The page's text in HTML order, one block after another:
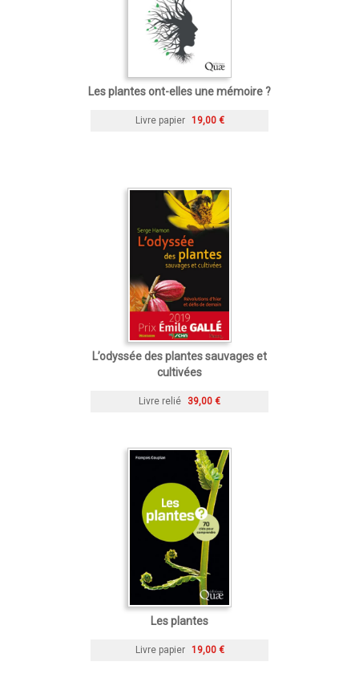
Les plantes ont-elles une mémoire ?
Livre papier 19,00 €
L’odyssée des plantes sauvages et
cultivées
Livre relié 39,00 €
Les plantes
Livre papier 19,00 €